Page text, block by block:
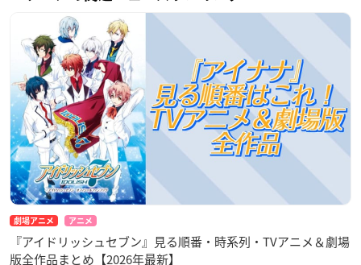
劇場アニメ アニメ
『アイドリッシュセブン』見る順番・時系列・TVアニメ＆劇場
版全作品まとめ【2026年最新】